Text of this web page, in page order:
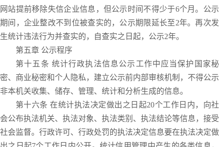
网站提前移除失信企业信息，但公示时间不得少于6个月。公示
期间，企业整改不到位被查实的，公示期限延长至2年。再次发
生统计违法行为并查实的，自查实之日起，公示2年。
第五章 公示程序
第十五条 统计行政执法信息公示工作中应当保护国家秘
密、商业秘密和个人隐私，建立公示前内部审核机制，不得公示
非本机关收集、储存、管理、统计和分析生成的信息。
第十六条 在统计执法决定做出之日起20个工作日内，向社
会公布执法机关、执法对象、执法类别、执法结论等信息，接受
社会监督。行政许可、行政处罚的执法决定信息要在执法决定做